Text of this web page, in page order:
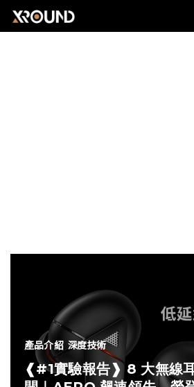
產品介紹 深度技術
❰#1實驗報告❱ 8 大無線